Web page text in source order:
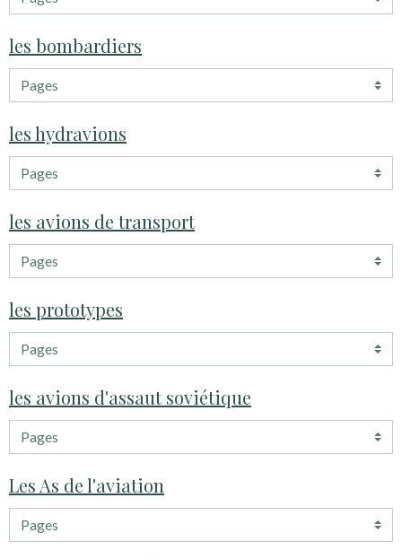
les bombardiers
les hydravions
les avions de transport
les prototypes
les avions d'assaut soviétique
Les As de l'aviation